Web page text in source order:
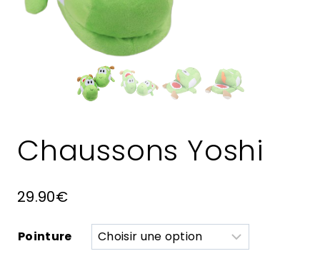
Chaussons Yoshi
29.90€
Pointure